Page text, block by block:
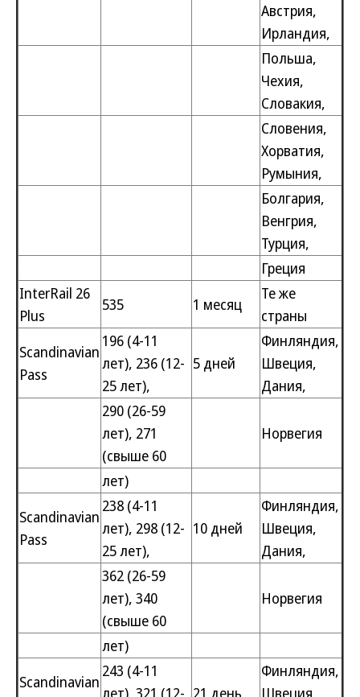
Австрия,
Ирландия,
Польша,
Чехия,
Словакия,
Словения,
Хорватия,
Румыния,
Болгария,
Венгрия,
Турция,
Греция
InterRail 26
Plus
535 1 месяц
Те же
страны
Scandinavian
Pass
196 (4-11
лет), 236 (12-
25 лет),
5 дней
Финляндия,
Швеция,
Дания,
290 (26-59
лет), 271
(свыше 60
Норвегия
лет)
Scandinavian
Pass
238 (4-11
лет), 298 (12-
25 лет),
10 дней
Финляндия,
Швеция,
Дания,
362 (26-59
лет), 340
(свыше 60
Норвегия
лет)
Scandinavian
243 (4-11
лет), 321 (12- 21 день
Финляндия,
Швеция,